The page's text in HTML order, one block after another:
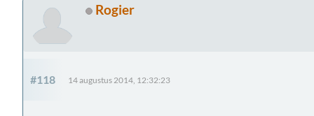
Rogier
#118 14 augustus 2014, 12:32:23